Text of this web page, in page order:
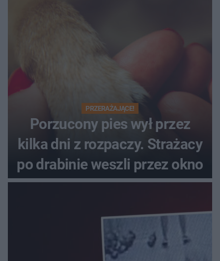
PRZERAŻAJĄCE!
Porzucony pies wył przez
kilka dni z rozpaczy. Strażacy
po drabinie weszli przez okno